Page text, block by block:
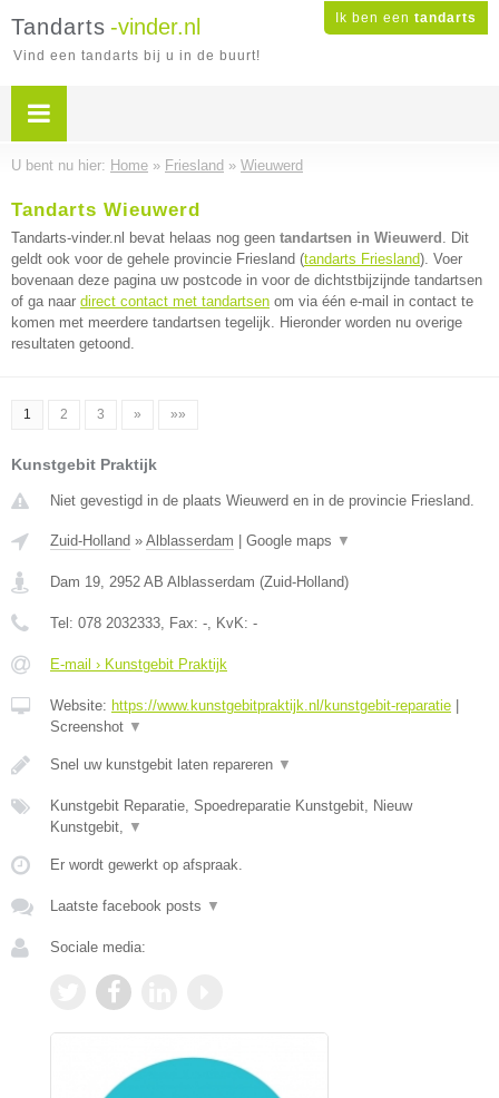
Ik ben een tandarts
Tandarts -vinder.nl
Vind een tandarts bij u in de buurt!
U bent nu hier: Home » Friesland » Wieuwerd
Tandarts Wieuwerd
Tandarts-vinder.nl bevat helaas nog geen tandartsen in Wieuwerd . Dit
geldt ook voor de gehele provincie Friesland (tandarts Friesland). Voer
bovenaan deze pagina uw postcode in voor de dichtstbijzijnde tandartsen
of ga naar direct contact met tandartsen om via één e-mail in contact te
komen met meerdere tandartsen tegelijk. Hieronder worden nu overige
resultaten getoond.
1 2 3 » »»
Kunstgebit Praktijk
Niet gevestigd in de plaats Wieuwerd en in de provincie Friesland.
Zuid-Holland » Alblasserdam Google maps ▼
Dam 19, 2952 AB Alblasserdam (Zuid-Holland)
Tel: 078 2032333, Fax: -, KvK: -
E-mail › Kunstgebit Praktijk
Website: https://www.kunstgebitpraktijk.nl/kunstgebit-reparatie
Screenshot ▼
Snel uw kunstgebit laten repareren ▼
Kunstgebit Reparatie, Spoedreparatie Kunstgebit, Nieuw
Kunstgebit, ▼
Er wordt gewerkt op afspraak.
Laatste facebook posts ▼
Sociale media: